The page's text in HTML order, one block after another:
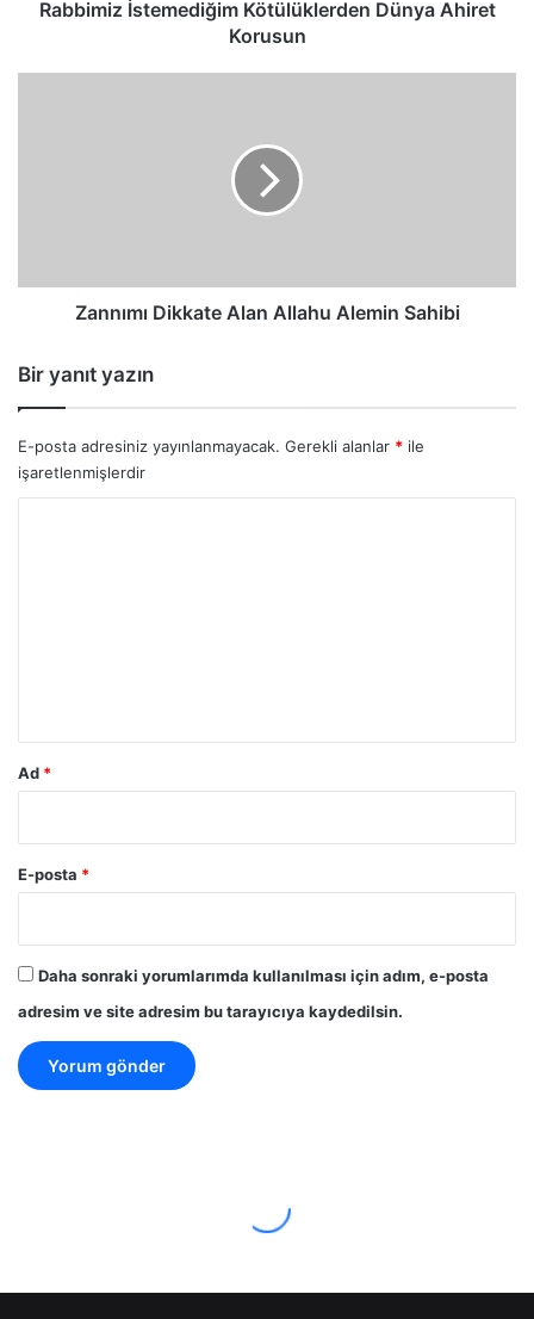
Rabbimiz İstemediğim Kötülüklerden Dünya Ahiret
Korusun
Zannımı Dikkate Alan Allahu Alemin Sahibi
Bir yanıt yazın
E-posta adresiniz yayınlanmayacak. Gerekli alanlar * ile
işaretlenmişlerdir
Ad *
E-posta *
Daha sonraki yorumlarımda kullanılması için adım, e-posta
adresim ve site adresim bu tarayıcıya kaydedilsin.